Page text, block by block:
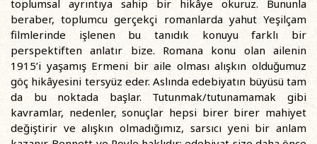
toplumsal ayrıntıya sahip bir hikâye okuruz. Bununla
beraber, toplumcu gerçekçi romanlarda yahut Yeşilçam
filmlerinde işlenen bu tanıdık konuyu farklı bir
perspektiften anlatır bize. Romana konu olan ailenin
1915’i yaşamış Ermeni bir aile olması alışkın olduğumuz
göç hikâyesini tersyüz eder. Aslında edebiyatın büyüsü tam
da bu noktada başlar. Tutunmak/tutunamamak gibi
kavramlar, nedenler, sonuçlar hepsi birer birer mahiyet
değiştirir ve alışkın olmadığımız, sarsıcı yeni bir anlam